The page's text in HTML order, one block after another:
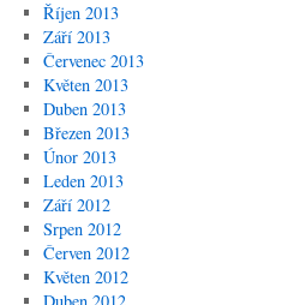
Říjen 2013
Září 2013
Červenec 2013
Květen 2013
Duben 2013
Březen 2013
Únor 2013
Leden 2013
Září 2012
Srpen 2012
Červen 2012
Květen 2012